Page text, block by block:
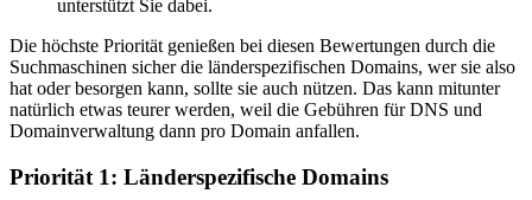
unterstützt Sie dabei.
Die höchste Priorität genießen bei diesen Bewertungen durch die
Suchmaschinen sicher die länderspezifischen Domains, wer sie also
hat oder besorgen kann, sollte sie auch nützen. Das kann mitunter
natürlich etwas teurer werden, weil die Gebühren für DNS und
Domainverwaltung dann pro Domain anfallen.
Priorität 1: Länderspezifische Domains